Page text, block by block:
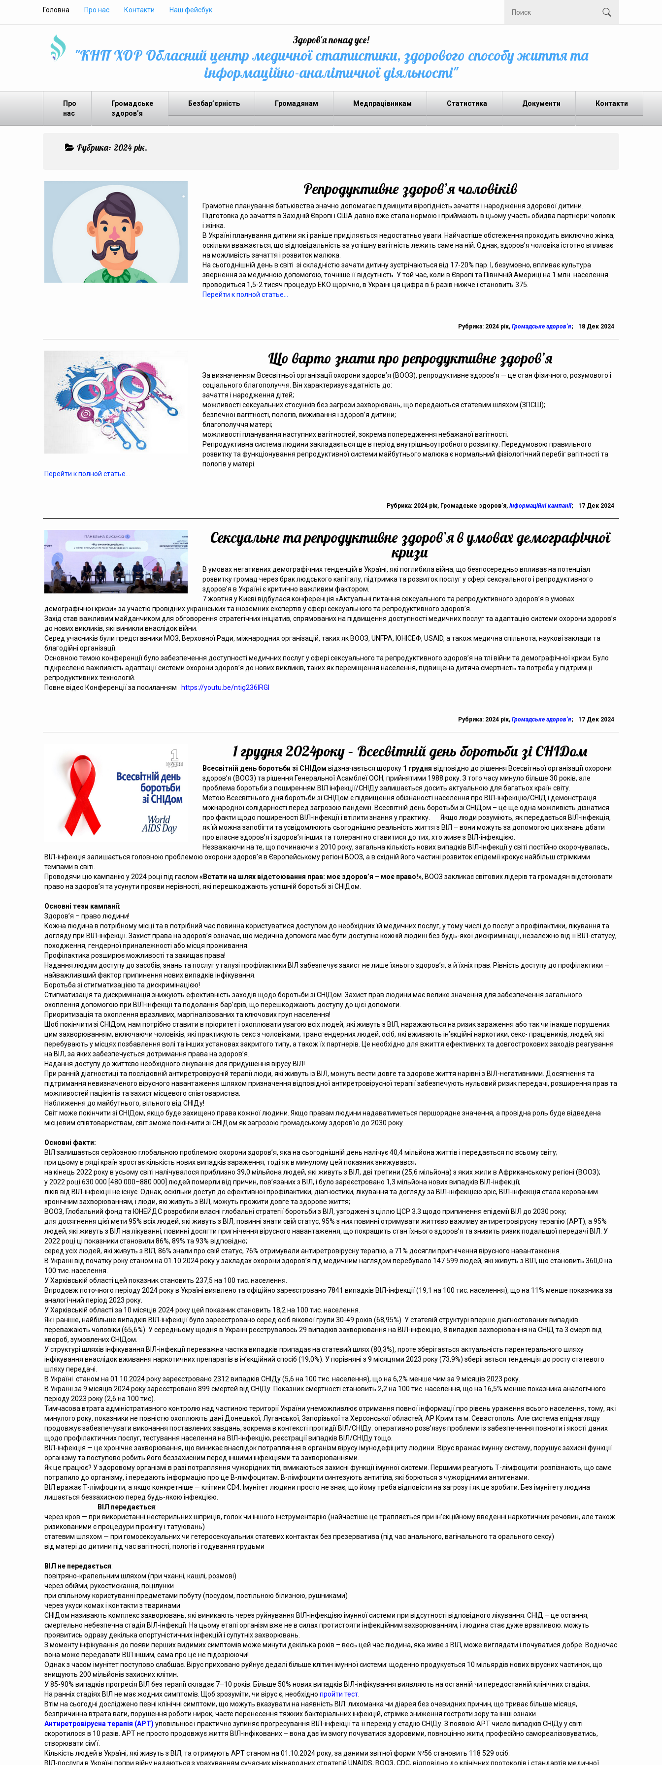
Головна Про нас Контакти Наш фейсбук
Здоров'я понад усе!
"КНП ХОР Обласний центр медичної статистики, здорового способу життя та
інформаційно-аналітичної діяльності"
Про
нас
Громадське
здоров’я
Безбар’єрність Громадянам Медпрацівникам Статистика Документи Контакти
Рубрика: 2024 рік.
Репродуктивне здоров’я чоловіків
Грамотне планування батьківства значно допомагає підвищити вірогідність зачаття і народження здорової дитини.
Підготовка до зачаття в Західній Європі і США давно вже стала нормою і приймають в цьому участь обидва партнери: чоловік
і жінка.
В Україні планування дитини як і раніше приділяється недостатньо уваги. Найчастіше обстеження проходить виключно жінка,
оскільки вважається, що відповідальність за успішну вагітність лежить саме на ній. Однак, здоров’я чоловіка істотно впливає
на можливість зачаття і розвиток малюка.
На сьогоднішній день в світі зі складністю зачати дитину зустрічаються від 17-20% пар. І, безумовно, впливає культура
звернення за медичною допомогою, точніше її відсутність. У той час, коли в Європі та Північній Америці на 1 млн. населення
проводиться 1,5-2 тисяч процедур ЕКО щорічно, в Україні ця цифра в 6 разів нижче і становить 375.
Перейти к полной статье…
Рубрика: 2024 рік, Громадське здоров’я; 18 Дек 2024
Що варто знати про репродуктивне здоров’я
За визначенням Всесвітньої організації охорони здоров’я (ВООЗ), репродуктивне здоров’я — це стан фізичного, розумового і
соціального благополуччя. Він характеризує здатність до:
зачаття і народження дітей;
можливості сексуальних стосунків без загрози захворювань, що передаються статевим шляхом (ЗПСШ);
безпечної вагітності, пологів, виживання і здоров’я дитини;
благополуччя матері;
можливості планування наступних вагітностей, зокрема попередження небажаної вагітності.
Репродуктивна система людини закладається ще в період внутрішньоутробного розвитку. Передумовою правильного
розвитку та функціонування репродуктивної системи майбутнього малюка є нормальний фізіологічний перебіг вагітності та
пологів у матері.
Перейти к полной статье…
Рубрика: 2024 рік, Громадське здоров’я, Інформаційні кампанії; 17 Дек 2024
Сексуальне та репродуктивне здоров’я в умовах демографічної
кризи
В умовах негативних демографічних тенденцій в Україні, які поглибила війна, що безпосередньо впливає на потенціал
розвитку громад через брак людського капіталу, підтримка та розвиток послуг у сфері сексуального і репродуктивного
здоров’я в Україні є критично важливим фактором.
7 жовтня у Києві відбулася конференція «Актуальні питання сексуального та репродуктивного здоровʼя в умовах
демографічної кризи» за участю провідних українських та іноземних експертів у сфері сексуального та репродуктивного здоровʼя.
Захід став важливим майданчиком для обговорення стратегічних ініціатив, спрямованих на підвищення доступності медичних послуг та адаптацію системи охорони здоров’я
до нових викликів, які виникли внаслідок війни.
Серед учасників були представники МОЗ, Верховної Ради, міжнародних організацій, таких як ВООЗ, UNFPA, ЮНІСЕФ, USAID, а також медична спільнота, наукові заклади та
благодійні організації.
Основною темою конференції було забезпечення доступності медичних послуг у сфері сексуального та репродуктивного здоров’я на тлі війни та демографічної кризи. Було
підкреслено важливість адаптації системи охорони здоров’я до нових викликів, таких як переміщення населення, підвищена дитяча смертність та потреба у підтримці
репродуктивних технологій.
Повне відео Конференції за посиланням
https://youtu.be/ntig236lRGI
Рубрика: 2024 рік, Громадське здоров’я; 17 Дек 2024
1 грудня 2024року – Всесвітній день боротьби зі СНІДом
Всесвітній день боротьби зі СНІДом відзначається щороку 1 грудня відповідно до рішення Всесвітньої організації охорони
здоров’я (ВООЗ) та рішення Генеральної Асамблеї ООН, прийнятими 1988 року. З того часу минуло більше 30 років, але
проблема боротьби з поширенням ВІЛ інфекції/СНІДу залишається досить актуальною для багатьох країн світу.
Метою Всесвітнього дня боротьби зі СНІДом є підвищення обізнаності населення про ВІЛ-інфекцію/СНІД і демонстрація
міжнародної солідарності перед загрозою пандемії. Всесвітній день боротьби зі СНІДом – це ще одна можливість дізнатися
про факти щодо поширеності ВІЛ-інфекції і втілити знання у практику. Якщо люди розуміють, як передається ВІЛ-інфекція,
як їй можна запобігти та усвідомлюють сьогоднішню реальність життя з ВІЛ – вони можуть за допомогою цих знань дбати
про власне здоров’я і здоров’я інших та толерантно ставитися до тих, хто живе з ВІЛ-інфекцією.
Незважаючи на те, що починаючи з 2010 року, загальна кількість нових випадків ВІЛ-інфекції у світі постійно скорочувалась,
ВІЛ-інфекція залишається головною проблемою охорони здоров’я в Європейському регіоні ВООЗ, а в східній його частині розвиток епідемії крокує найбільш стрімкими
темпами в світі.
Проводячи цю кампанію у 2024 році під гаслом «Встати на шлях відстоювання прав: моє здоров’я – моє право!», ВООЗ закликає світових лідерів та громадян відстоювати
право на здоров’я та усунути прояви нерівності, які перешкоджають успішній боротьбі зі СНІДом.
Основні тези кампанії:
Здоров’я – право людини!
Кожна людина в потрібному місці та в потрібний час повинна користуватися доступом до необхідних їй медичних послуг, у тому числі до послуг з профілактики, лікування та
догляду при ВІЛ-інфекції. Захист права на здоров’я означає, що медична допомога має бути доступна кожній людині без будь-якої дискримінації, незалежно від її ВІЛ-статусу,
походження, гендерної приналежності або місця проживання.
Профілактика розширює можливості та захищає права!
Надання людям доступу до засобів, знань та послуг у галузі профілактики ВІЛ забезпечує захист не лише їхнього здоров’я, а й їхніх прав. Рівність доступу до профілактики —
найважливіший фактор припинення нових випадків інфікування.
Боротьба зі стигматизацією та дискримінацією!
Стигматизація та дискримінація знижують ефективність заходів щодо боротьби зі СНІДом. Захист прав людини має велике значення для забезпечення загального
охоплення допомогою при ВІЛ-інфекції та подолання бар’єрів, що перешкоджають доступу до цієї допомоги.
Приоритизація та охоплення вразливих, маргіналізованих та ключових груп населення!
Щоб покінчити зі СНІДом, нам потрібно ставити в пріоритет і охоплювати увагою всіх людей, які живуть з ВІЛ, наражаються на ризик зараження або так чи інакше порушених
цим захворюванням, включаючи чоловіків, які практикують секс з чоловіками, трансгендерних людей, осіб, які вживають ін’єкційні наркотики, секс- працівників, людей, які
перебувають у місцях позбавлення волі та інших установах закритого типу, а також їх партнерів. Це необхідно для вжиття ефективних та довгострокових заходів реагування
на ВІЛ, за яких забезпечується дотримання права на здоров’я.
Надання доступу до життєво необхідного лікування для придушення вірусу ВІЛ!
При ранній діагностиці та послідовній антиретровірусній терапії люди, які живуть із ВІЛ, можуть вести довге та здорове життя нарівні з ВІЛ-негативними. Досягнення та
підтримання невизначеного вірусного навантаження шляхом призначення відповідної антиретровірусної терапії забезпечують нульовий ризик передачі, розширення прав та
можливостей пацієнтів та захист місцевого співтовариства.
Наближення до майбутнього, вільного від СНІДу!
Світ може покінчити зі СНІДом, якщо буде захищено права кожної людини. Якщо правам людини надаватиметься першорядне значення, а провідна роль буде відведена
місцевим співтовариствам, світ зможе покінчити зі СНІДом як загрозою громадському здоров’ю до 2030 року.
Основні факти:
ВІЛ залишається серйозною глобальною проблемою охорони здоров’я, яка на сьогоднішній день налічує 40,4 мільйона життів і передається по всьому світу;
при цьому в ряді країн зростає кількість нових випадків зараження, тоді як в минулому цей показник знижувався;
на кінець 2022 року в усьому світі налічувалося приблизно 39,0 мільйона людей, які живуть з ВІЛ, дві третини (25,6 мільйона) з яких жили в Африканському регіоні (ВООЗ);
у 2022 році 630 000 [480 000–880 000] людей померли від причин, пов’язаних з ВІЛ, і було зареєстровано 1,3 мільйона нових випадків ВІЛ-інфекції;
ліків від ВІЛ-інфекції не існує. Однак, оскільки доступ до ефективної профілактики, діагностики, лікування та догляду за ВІЛ-інфекцією зріс, ВІЛ-інфекція стала керованим
хронічним захворюванням, і люди, які живуть з ВІЛ, можуть прожити довге та здорове життя;
ВООЗ, Глобальний фонд та ЮНЕЙДС розробили власні глобальні стратегії боротьби з ВІЛ, узгоджені з ціллю ЦСР 3.3 щодо припинення епідемії ВІЛ до 2030 року;
для досягнення цієї мети 95% всіх людей, які живуть з ВІЛ, повинні знати свій статус, 95% з них повинні отримувати життєво важливу антиретровірусну терапію (АРТ), а 95%
людей, які живуть з ВІЛ на лікуванні, повинні досягти пригнічення вірусного навантаження, що покращить стан їхнього здоров’я та знизить ризик подальшої передачі ВІЛ. У
2022 році ці показники становили 86%, 89% та 93% відповідно;
серед усіх людей, які живуть з ВІЛ, 86% знали про свій статус, 76% отримували антиретровірусну терапію, а 71% досягли пригнічення вірусного навантаження.
В Україні від початку року станом на 01.10.2024 року у закладах охорони здоров’я під медичним наглядом перебувало 147 599 людей, які живуть з ВІЛ, що становить 360,0 на
100 тис. населення.
У Харківській області цей показник становить 237,5 на 100 тис. населення.
Впродовж поточного періоду 2024 року в Україні виявлено та офіційно зареєстровано 7841 випадків ВІЛ-інфекції (19,1 на 100 тис. населення), що на 11% менше показника за
аналогічний період 2023 року.
У Харківській області за 10 місяців 2024 року цей показник становить 18,2 на 100 тис. населення.
Як і раніше, найбільше випадків ВІЛ-інфекції було зареєстровано серед осіб вікової групи 30-49 років (68,95%). У статевій структурі вперше діагностованих випадків
переважають чоловіки (65,6%). У середньому щодня в Україні реєструвалось 29 випадків захворювання на ВІЛ-інфекцію, 8 випадків захворювання на СНІД та 3 смерті від
хвороб, зумовлених СНІДом.
У структурі шляхів інфікування ВІЛ-інфекції переважна частка випадків припадає на статевий шлях (80,3%), проте зберігається актуальність парентерального шляху
інфікування внаслідок вживання наркотичних препаратів в ін’єкційний спосіб (19,0%). У порівняні з 9 місяцями 2023 року (73,9%) зберігається тенденція до росту статевого
шляху передачі.
В Україні станом на 01.10.2024 року зареєстровано 2312 випадків СНІДу (5,6 на 100 тис. населення), що на 6,2% менше чим за 9 місяців 2023 року.
В Україні за 9 місяців 2024 року зареєстровано 899 смертей від СНІДу. Показник смертності становить 2,2 на 100 тис. населення, що на 16,5% менше показника аналогічного
періоду 2023 року (2,6 на 100 тис).
Тимчасова втрата адміністративного контролю над частиною території України унеможливлює отримання повної інформації про рівень ураження всього населення, тому, як і
минулого року, показники не повністю охоплюють дані Донецької, Луганської, Запорізької та Херсонської областей, АР Крим та м. Севастополь. Але система епіднагляду
продовжує забезпечувати виконання поставлених завдань, зокрема в контексті протидії ВІЛ/СНІДу: оперативно розв’язує проблеми із забезпечення повноти і якості даних
щодо профілактичних послуг, тестування населення на ВІЛ-інфекцію, реєстрації випадків ВІЛ/СНІДу тощо.
ВІЛ-інфекція — це хронічне захворювання, що виникає внаслідок потрапляння в організм вірусу імунодефіциту людини. Вірус вражає імунну систему, порушує захисні функції
організму та поступово робить його беззахисним перед іншими інфекціями та захворюваннями.
Як це працює? У здоровому організмі в разі потрапляння чужорідних тіл, вмикаються захисні функції імунної системи. Першими реагують Т-лімфоцити: розпізнають, що саме
потрапило до організму, і передають інформацію про це В-лімфоцитам. В-лімфоцити синтезують антитіла, які борються з чужорідними антигенами.
ВІЛ вражає Т-лімфоцити, а якщо конкретніше — клітини CD4. Імунітет людини просто не знає, що йому треба відповісти на загрозу і як це зробити. Без імунітету людина
лишається беззахисною перед будь-якою інфекцією.
ВІЛ передається:
через кров — при використанні нестерильних шприців, голок чи іншого інструментарію (найчастіше це трапляється при ін’єкційному введенні наркотичних речовин, але також
ризикованими є процедури пірсингу і татуювань)
статевим шляхом — при гомосексуальних чи гетеросексуальних статевих контактах без презерватива (під час анального, вагінального та орального сексу)
від матері до дитини під час вагітності, пологів і годування грудьми
ВІЛ не передається:
повітряно-крапельним шляхом (при чханні, кашлі, розмові)
через обійми, рукостискання, поцілунки
при спільному користуванні предметами побуту (посудом, постільною білизною, рушниками)
через укуси комах і контакти з тваринами
СНІДом називають комплекс захворювань, які виникають через руйнування ВІЛ-інфекцією імунної системи при відсутності відповідного лікування. СНІД – це остання,
смертельно небезпечна стадія ВІЛ-інфекції. На цьому етапі організм вже не в силах протистояти інфекційним захворюванням, і людина стає дуже вразливою: можуть
проявитись одразу декілька опортуністичних інфекцій і супутніх захворювань.
З моменту інфікування до появи перших видимих симптомів може минути декілька років – весь цей час людина, яка живе з ВІЛ, може виглядати і почуватися добре. Водночас
вона може передавати ВІЛ іншим, сама про це не підозрюючи!
Однак з часом імунітет поступово слабшає. Вірус приховано руйнує дедалі більше клітин імунної системи: щоденно продукується 10 мільярдів нових вірусних частинок, що
знищують 200 мільйонів захисних клітин.
У 85-90% випадків прогресія ВІЛ без терапії складає 7–10 років. Більше 50% нових випадків ВІЛ-інфікування виявляють на останній чи передостанній клінічних стадіях.
На ранніх стадіях ВІЛ не має жодних симптомів. Щоб зрозуміти, чи вірус є, необхідно пройти тест
Втім на сьогодні досліджено певні клінічні симптоми, що можуть вказувати на наявність ВІЛ: лихоманка чи діарея без очевидних причин, що триває більше місяця,
безпричинна втрата ваги, порушення роботи нирок, часте перенесення тяжких бактеріальних інфекцій, стрімке зниження гостроти зору та інші ознаки.
Антиретровірусна терапія (АРТ) уповільнює і практично зупиняє прогресування ВІЛ-інфекції та її перехід у стадію СНІДу. З появою АРТ число випадків СНІДу у світі
скоротилося в 10 разів. АРТ не просто продовжує життя ВІЛ-інфікованих – вона дає їм змогу почуватися здоровими, повноцінно жити, професійно самореалізовуватись,
створювати сім’ї.
Кількість людей в Україні, які живуть з ВІЛ, та отримують АРТ станом на 01.10.2024 року, за даними звітної форми №56 становить 118 529 осіб.
ВІЛ-послуги в Україні попри війну надаються з урахуванням сучасних міжнародних стратегій UNAIDS, ВООЗ, CDC, відповідно до клінічних протоколів і стандартів медичної